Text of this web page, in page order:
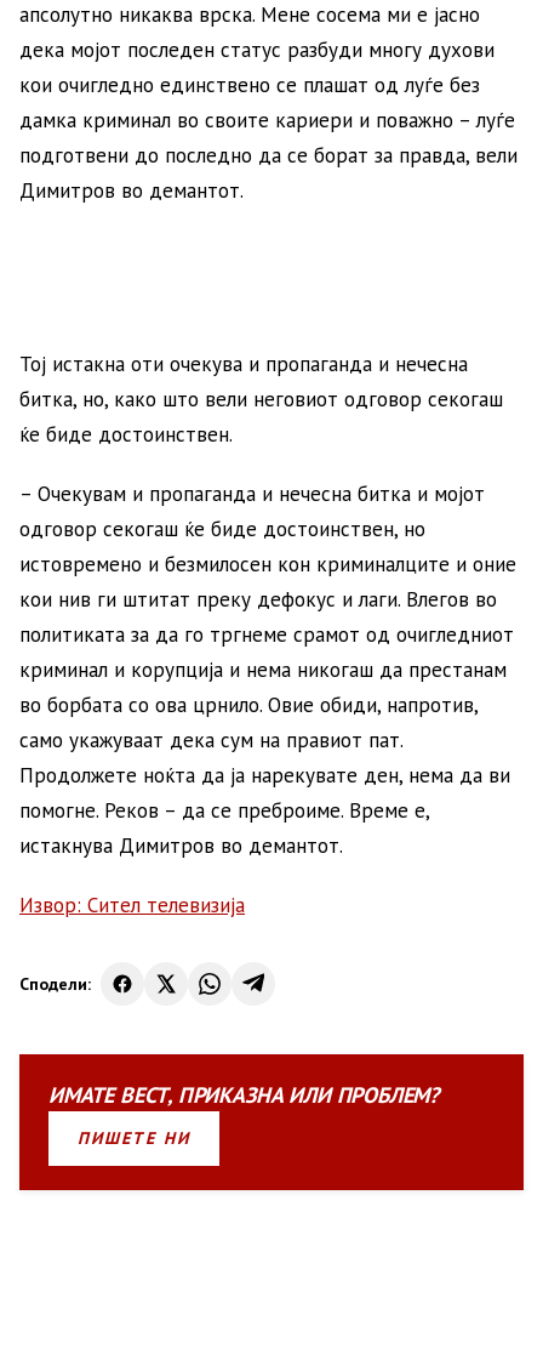
апсолутно никаква врска. Мене сосема ми е јасно
дека мојот последен статус разбуди многу духови
кои очигледно единствено се плашат од луѓе без
дамка криминал во своите кариери и поважно – луѓе
подготвени до последно да се борат за правда, вели
Димитров во демантот.
Тој истакна оти очекува и пропаганда и нечесна
битка, но, како што вели неговиот одговор секогаш
ќе биде достоинствен.
– Очекувам и пропаганда и нечесна битка и мојот
одговор секогаш ќе биде достоинствен, но
истовремено и безмилосен кон криминалците и оние
кои нив ги штитат преку дефокус и лаги. Влегов во
политиката за да го тргнеме срамот од очигледниот
криминал и корупција и нема никогаш да престанам
во борбата со ова црнило. Овие обиди, напротив,
само укажуваат дека сум на правиот пат.
Продолжете ноќта да ја нарекувате ден, нема да ви
помогне. Реков – да се преброиме. Време е,
истакнува Димитров во демантот.
Извор: Сител телевизија
Сподели:
ИМАТЕВЕСТ, ПРИКАЗНАИЛИПРОБЛЕМ?
ПИШЕТЕ НИ